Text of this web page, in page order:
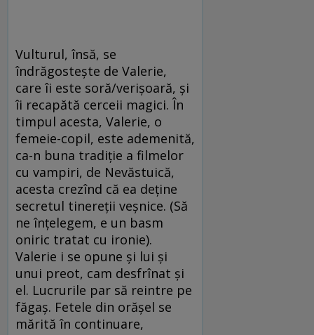
Vulturul, însă, se
îndrăgosteşte de Valerie,
care îi este soră/verişoară, şi
îi recapătă cerceii magici. În
timpul acesta, Valerie, o
femeie-copil, este ademenită,
ca-n buna tradiţie a filmelor
cu vampiri, de Nevăstuică,
acesta crezînd că ea deţine
secretul tinereţii veşnice. (Să
ne înţelegem, e un basm
oniric tratat cu ironie).
Valerie i se opune şi lui şi
unui preot, cam desfrînat şi
el. Lucrurile par să reintre pe
făgaş. Fetele din orăşel se
mărită în continuare,